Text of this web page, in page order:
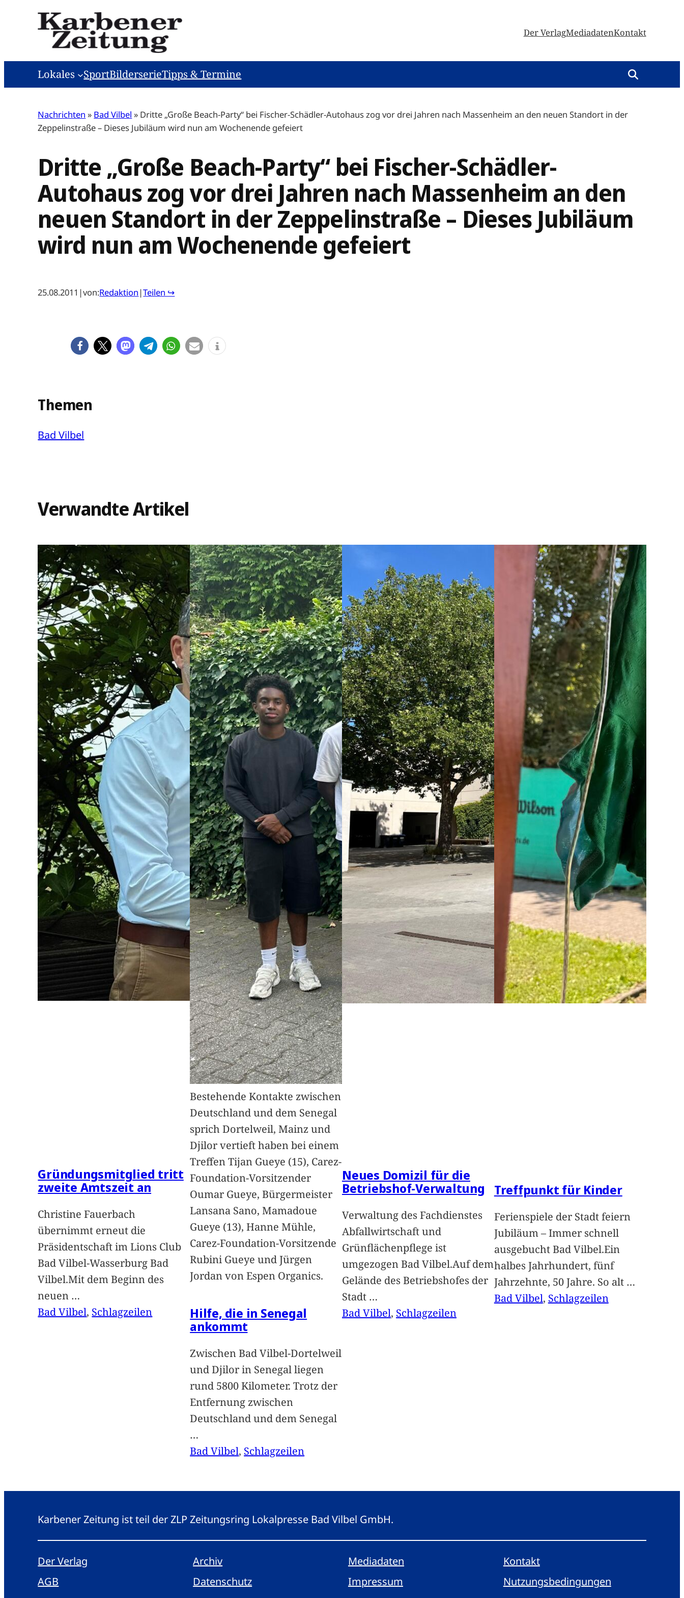
Der VerlagMediadatenKontakt
Lokales SportBilderserieTipps & Termine
Nachrichten » Bad Vilbel » Dritte „Große Beach-Party“ bei Fischer-Schädler-Autohaus zog vor drei Jahren nach Massenheim an den neuen Standort in der
Zeppelinstraße – Dieses Jubiläum wird nun am Wochenende gefeiert
Dritte „Große Beach-Party“ bei Fischer-Schädler-
Autohaus zog vor drei Jahren nach Massenheim an den
neuen Standort in der Zeppelinstraße – Dieses Jubiläum
wird nun am Wochenende gefeiert
25.08.2011 |von:Redaktion |Teilen ↪
Themen
Bad Vilbel
Verwandte Artikel
Gründungsmitglied tritt
zweite Amtszeit an
Christine Fauerbach
übernimmt erneut die
Präsidentschaft im Lions Club
Bad Vilbel-Wasserburg Bad
Vilbel.Mit dem Beginn des
neuen …
Bad Vilbel, Schlagzeilen
Bestehende Kontakte zwischen
Deutschland und dem Senegal
sprich Dortelweil, Mainz und
Djilor vertieft haben bei einem
Treffen Tijan Gueye (15), Carez-
Foundation-Vorsitzender
Oumar Gueye, Bürgermeister
Lansana Sano, Mamadoue
Gueye (13), Hanne Mühle,
Carez-Foundation-Vorsitzende
Rubini Gueye und Jürgen
Jordan von Espen Organics.
Hilfe, die in Senegal
ankommt
Zwischen Bad Vilbel-Dortelweil
und Djilor in Senegal liegen
rund 5800 Kilometer. Trotz der
Entfernung zwischen
Deutschland und dem Senegal
…
Bad Vilbel, Schlagzeilen
Neues Domizil für die
Betriebshof-Verwaltung
Verwaltung des Fachdienstes
Abfallwirtschaft und
Grünflächenpflege ist
umgezogen Bad Vilbel.Auf dem
Gelände des Betriebshofes der
Stadt …
Bad Vilbel, Schlagzeilen
Treffpunkt für Kinder
Ferienspiele der Stadt feiern
Jubiläum – Immer schnell
ausgebucht Bad Vilbel.Ein
halbes Jahrhundert, fünf
Jahrzehnte, 50 Jahre. So alt …
Bad Vilbel, Schlagzeilen
Karbener Zeitung ist teil der ZLP Zeitungsring Lokalpresse Bad Vilbel GmbH.
Der Verlag Archiv Mediadaten
Kontakt
AGB
Datenschutz Impressum Nutzungsbedingungen